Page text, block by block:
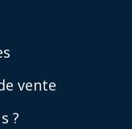
vente
?